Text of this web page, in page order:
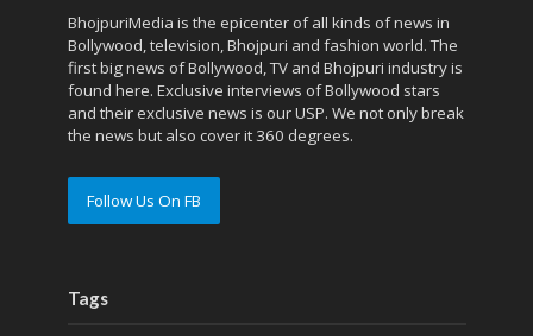
BhojpuriMedia is the epicenter of all kinds of news in
Bollywood, television, Bhojpuri and fashion world. The
first big news of Bollywood, TV and Bhojpuri industry is
found here. Exclusive interviews of Bollywood stars
and their exclusive news is our USP. We not only break
the news but also cover it 360 degrees.
Follow Us On FB
Tags